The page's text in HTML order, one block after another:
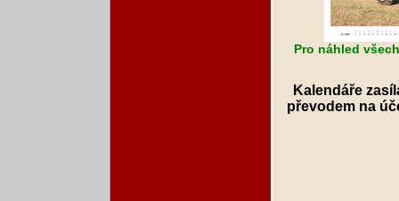
Pro náhled
Kalendáře
převodem na